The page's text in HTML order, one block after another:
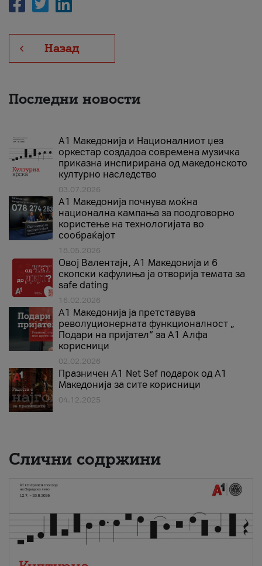
Назад
Последни новости
А1 Македонија и Националниот џез
оркестар создадоа современа музичка
приказна инспирирана од македонското
културно наследство
03.07.2026
A1 Македонија почнува моќна
национална кампања за поодговорно
користење на технологијата во
сообраќајот
18.05.2026
Овој Валентајн, A1 Македонија и 6
скопски кафулиња ја отворија темата за
safe dating
16.02.2026
А1 Македонија ја претставува
револуционерната функционалност „
Подари на пријател“ за А1 Алфа
корисници
02.02.2026
Празничен A1 Net Sеf подарок од А1
Македонија за сите корисници
04.12.2025
Слични содржини